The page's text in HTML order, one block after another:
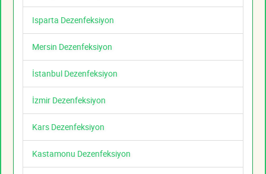
Isparta Dezenfeksiyon
Mersin Dezenfeksiyon
İstanbul Dezenfeksiyon
İzmir Dezenfeksiyon
Kars Dezenfeksiyon
Kastamonu Dezenfeksiyon